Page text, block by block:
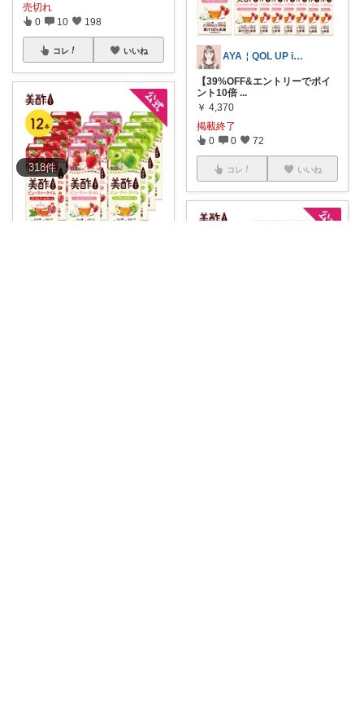
318件
売切れ
0 10 198
コレ いいね
AYA￤QOL UP item 🎫ᩚ
【39%OFF&エントリーでポイ
ント10倍 ...
￥ 4,370
掲載終了
0 0 72
コレ いいね